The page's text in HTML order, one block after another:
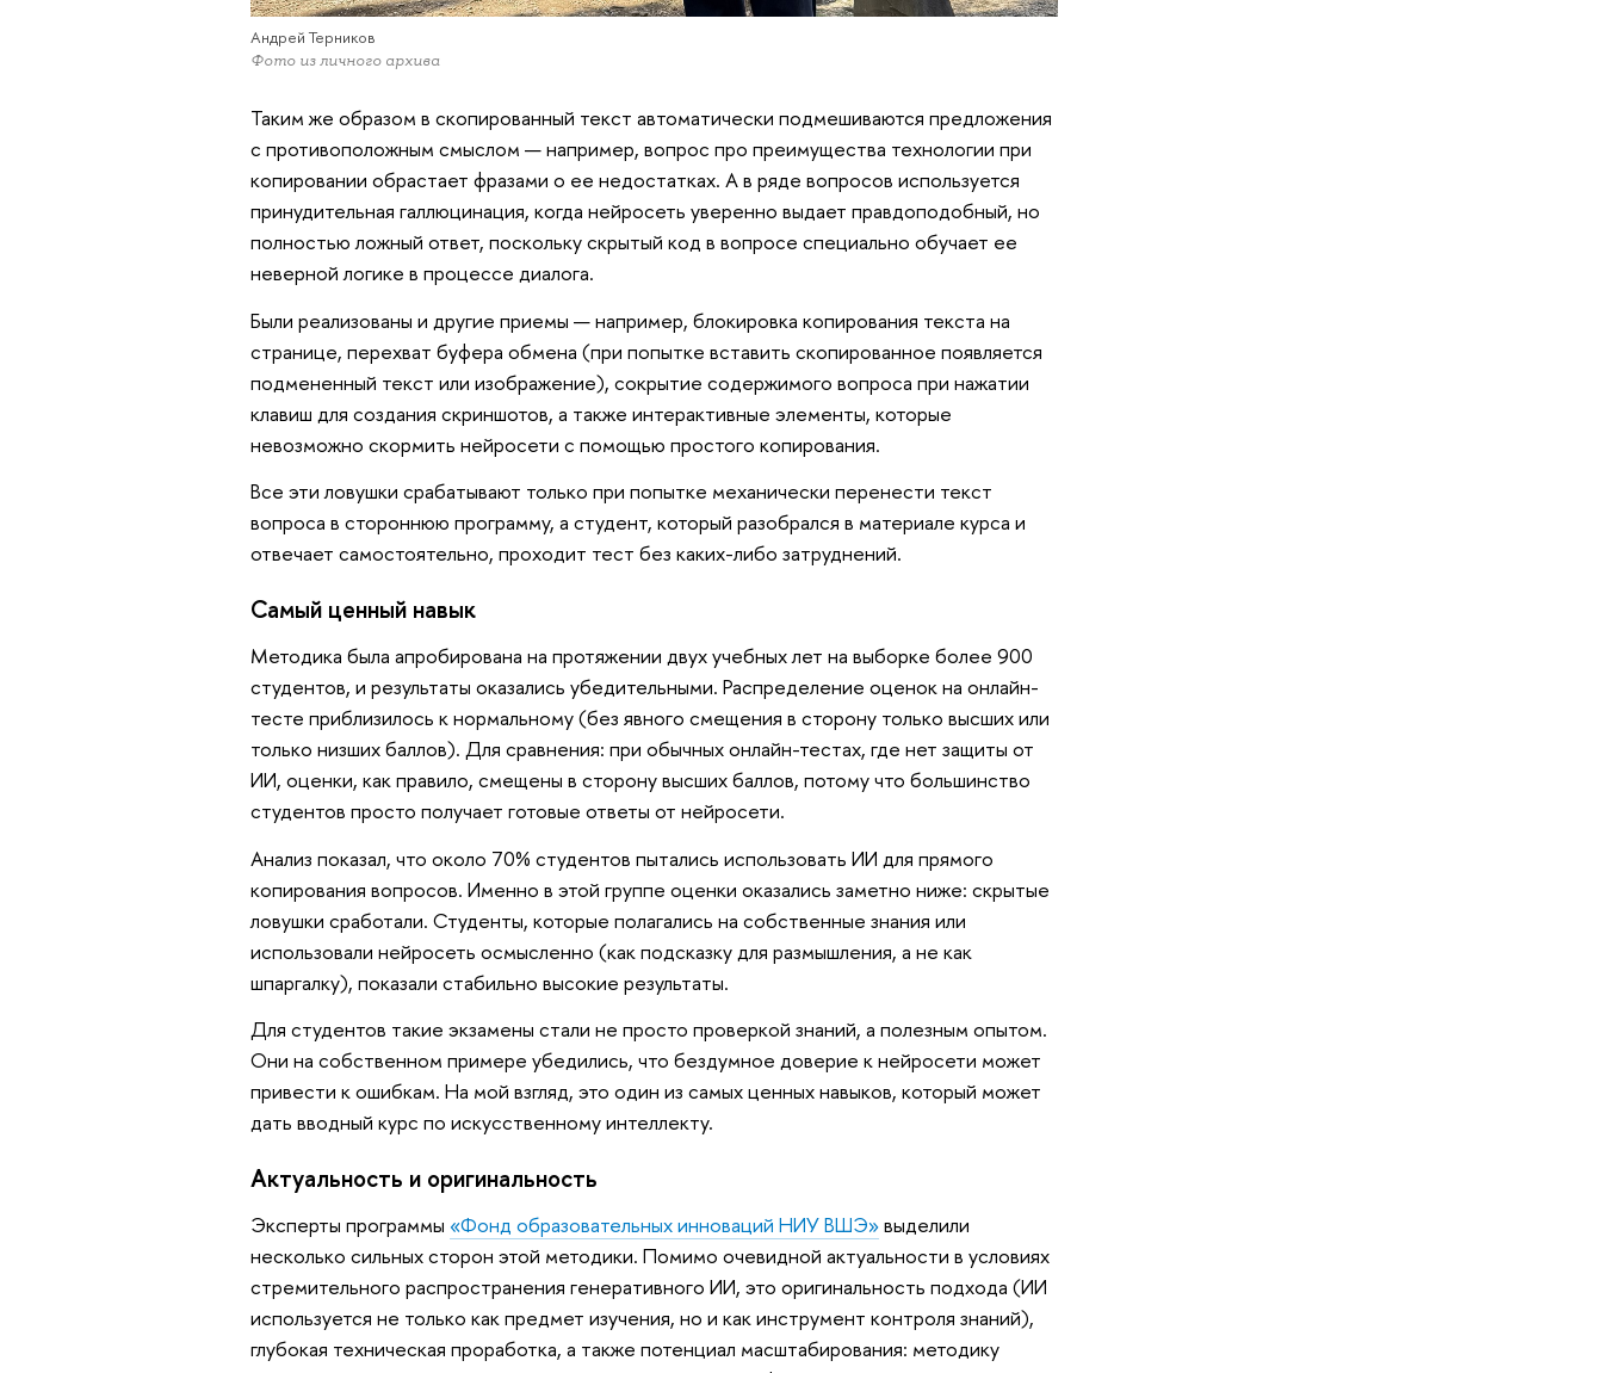
Андрей Терников
Фото из личного архива
Таким же образом в скопированный текст автоматически подмешиваются предложения
с противоположным смыслом — например, вопрос про преимущества технологии при
копировании обрастает фразами о ее недостатках. А в ряде вопросов используется
принудительная галлюцинация, когда нейросеть уверенно выдает правдоподобный, но
полностью ложный ответ, поскольку скрытый код в вопросе специально обучает ее
неверной логике в процессе диалога.
Были реализованы и другие приемы — например, блокировка копирования текста на
странице, перехват буфера обмена (при попытке вставить скопированное появляется
подмененный текст или изображение), сокрытие содержимого вопроса при нажатии
клавиш для создания скриншотов, а также интерактивные элементы, которые
невозможно скормить нейросети с помощью простого копирования.
Все эти ловушки срабатывают только при попытке механически перенести текст
вопроса в стороннюю программу, а студент, который разобрался в материале курса и
отвечает самостоятельно, проходит тест без каких-либо затруднений.
Самый ценный навык
Методика была апробирована на протяжении двух учебных лет на выборке более 900
студентов, и результаты оказались убедительными. Распределение оценок на онлайн-
тесте приблизилось к нормальному (без явного смещения в сторону только высших или
только низших баллов). Для сравнения: при обычных онлайн-тестах, где нет защиты от
ИИ, оценки, как правило, смещены в сторону высших баллов, потому что большинство
студентов просто получает готовые ответы от нейросети.
Анализ показал, что около 70% студентов пытались использовать ИИ для прямого
копирования вопросов. Именно в этой группе оценки оказались заметно ниже: скрытые
ловушки сработали. Студенты, которые полагались на собственные знания или
использовали нейросеть осмысленно (как подсказку для размышления, а не как
шпаргалку), показали стабильно высокие результаты.
Для студентов такие экзамены стали не просто проверкой знаний, а полезным опытом.
Они на собственном примере убедились, что бездумное доверие к нейросети может
привести к ошибкам. На мой взгляд, это один из самых ценных навыков, который может
дать вводный курс по искусственному интеллекту.
Актуальность и оригинальность
Эксперты программы «Фонд образовательных инноваций НИУ ВШЭ»выделили
несколько сильных сторон этой методики. Помимо очевидной актуальности в условиях
стремительного распространения генеративного ИИ, это оригинальность подхода (ИИ
используется не только как предмет изучения, но и как инструмент контроля знаний),
глубокая техническая проработка, а также потенциал масштабирования: методику